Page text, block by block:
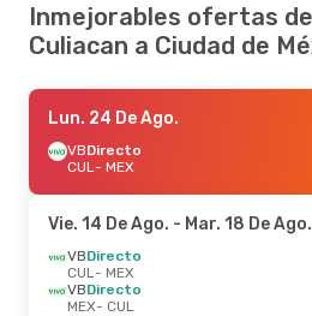
Inmejorables ofertas
Culiacan a Ciudad de
Lun. 24 De Ago.
VBDirecto
CUL- MEX
Vie. 14 De Ago. - Mar. 18 De Ago.
VBDirecto
CUL- MEX
VBDirecto
MEX- CUL